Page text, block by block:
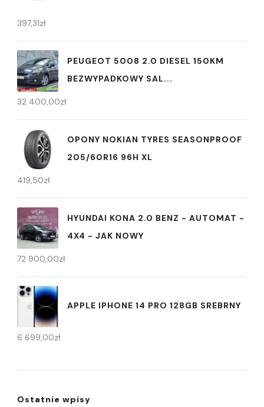
397,31zł
PEUGEOT 5008 2.0 DIESEL 150KM
BEZWYPADKOWY SAL...
32 400,00zł
OPONY NOKIAN TYRES SEASONPROOF
205/60R16 96H XL
419,50zł
HYUNDAI KONA 2.0 BENZ - AUTOMAT -
4X4 - JAK NOWY
72 900,00zł
APPLE IPHONE 14 PRO 128GB SREBRNY
6 699,00zł
Ostatnie wpisy